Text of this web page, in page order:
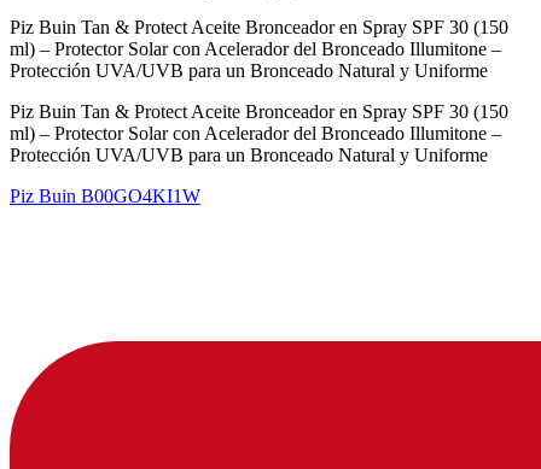
Piz Buin Tan & Protect Aceite Bronceador en Spray SPF 30 (150
ml) – Protector Solar con Acelerador del Bronceado Illumitone –
Protección UVA/UVB para un Bronceado Natural y Uniforme
Piz Buin Tan & Protect Aceite Bronceador en Spray SPF 30 (150
ml) – Protector Solar con Acelerador del Bronceado Illumitone –
Protección UVA/UVB para un Bronceado Natural y Uniforme
Piz Buin B00GO4KI1W